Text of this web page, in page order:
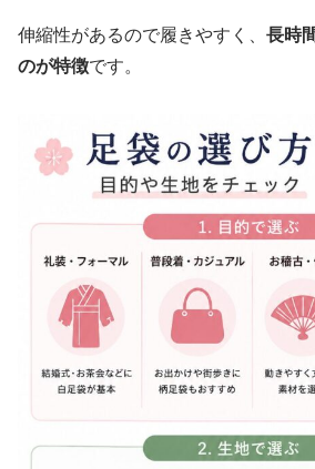
伸縮性があるので履きやすく、 長時
のが特徴です。